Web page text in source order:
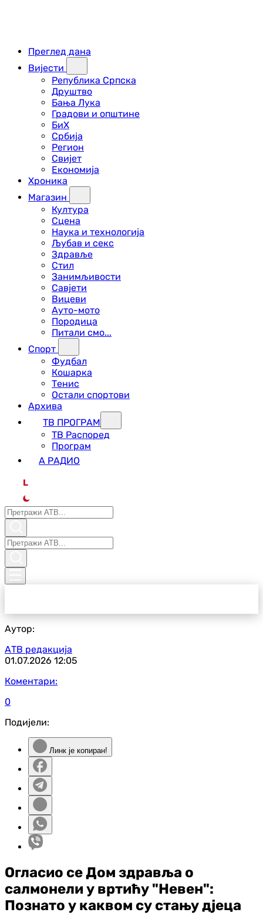
Преглед дана
Вијести
Република Српска
Друштво
Бања Лука
Градови и општине
БиХ
Србија
Регион
Свијет
Економија
Хроника
Магазин
Култура
Сцена
Наука и технологија
Љубав и секс
Здравље
Стил
Занимљивости
Савјети
Вицеви
Ауто-мото
Породица
Питали смо...
Спорт
Фудбал
Кошарка
Тенис
Остали спортови
Архива
ТВ ПРОГРАМ
ТВ Распоред
Програм
А РАДИО
L
Аутор:
АТВ редакција
01.07.2026 12:05
Коментари:
0
Подијели:
Линк је копиран!
Огласио се Дом здравља о
салмонели у вртићу "Невен":
Познато у каквом су стању дјеца